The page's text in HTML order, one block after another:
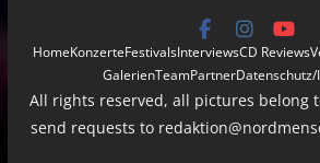
HomeKonzerteFestivalsInterviewsCD Reviews
GalerienTeamPartner
All rights reserved, all pictures belong
send requests to